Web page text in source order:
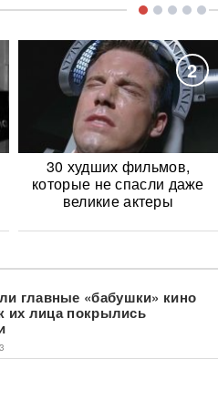
2
30 худших фильмов,
которые не спасли даже
великие актеры
главные «бабушки» кино
их лица покрылись